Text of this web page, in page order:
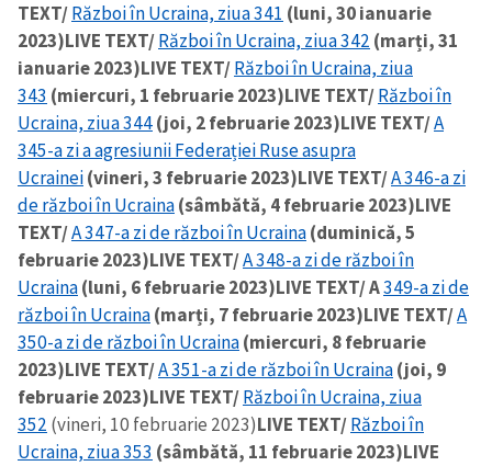
TEXT/Război în Ucraina, ziua 341 (luni, 30 ianuarie
2023)LIVE TEXT/Război în Ucraina, ziua 342 (marți, 31
ianuarie 2023)LIVE TEXT/Război în Ucraina, ziua
343 (miercuri, 1 februarie 2023)LIVE TEXT/Război în
Ucraina, ziua 344(joi, 2 februarie 2023)LIVE TEXT/A
345-a zi a agresiunii Federației Ruse asupra
Ucrainei(vineri, 3 februarie 2023)LIVE TEXT/A 346-a zi
de război în Ucraina(sâmbătă, 4 februarie 2023)LIVE
TEXT/A 347-a zi de război în Ucraina(duminică, 5
februarie 2023)LIVE TEXT/A 348-a zi de război în
Ucraina(luni, 6 februarie 2023)LIVE TEXT/ A349-a zi de
război în Ucraina(marți, 7 februarie 2023)LIVE TEXT/A
350-a zi de război în Ucraina(miercuri, 8 februarie
2023)LIVE TEXT/A 351-a zi de război în Ucraina(joi, 9
februarie 2023)LIVE TEXT/Război în Ucraina, ziua
352 (vineri, 10 februarie 2023)LIVE TEXT/Război în
Ucraina, ziua 353 (sâmbătă, 11 februarie 2023)LIVE